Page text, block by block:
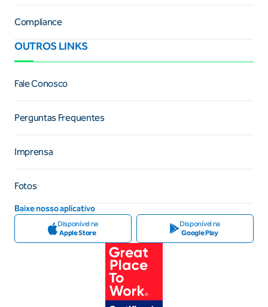
Compliance
OUTROS LINKS
Fale Conosco
Perguntas Frequentes
Imprensa
Fotos
Baixe nosso aplicativo
Disponível na
Apple Store
Disponível na
Google Play